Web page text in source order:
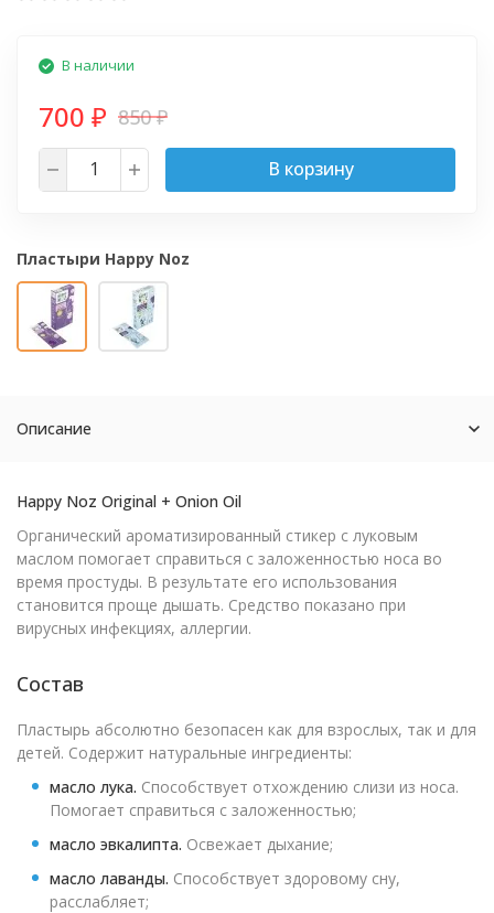
В наличии
700 ₽ 850₽
В корзину
Пластыри Happy Noz
Описание
Happy Noz Original + Onion Oil
Органический ароматизированный стикер с луковым
маслом помогает справиться с заложенностью носа во
время простуды. В результате его использования
становится проще дышать. Средство показано при
вирусных инфекциях, аллергии.
Состав
Пластырь абсолютно безопасен как для взрослых, так и для
детей. Содержит натуральные ингредиенты:
масло лука. Способствует отхождению слизи из носа.
Помогает справиться с заложенностью;
масло эвкалипта. Освежает дыхание;
масло лаванды. Способствует здоровому сну,
расслабляет;